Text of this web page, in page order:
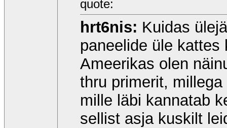
quote:
hrt6nis: Kuidas
paneelide üle
Ameerikas olen
thru primerit,
mille läbi kannatab
sellist asja kuskilt